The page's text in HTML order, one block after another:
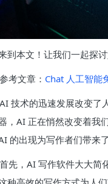
到本文！让我们一起探
参考文章： Chat 人工智能
AI 技术的迅速发展改变了
，AI 正在悄然改变着我
的出现为写作者们带来
首先，AI 写作软件大大简